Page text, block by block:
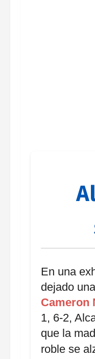
En una
dejado
Cameron
1, 6-2,
que la
roble se